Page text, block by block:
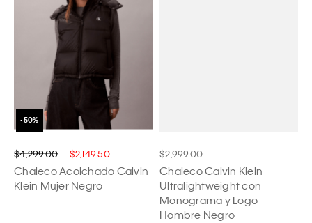
$4,299.00 $2,149.50
Chaleco Acolchado Calvin
Klein Mujer Negro
$2,999.00
Chaleco Calvin Klein
Ultralightweight con
Monograma y Logo
Hombre Negro